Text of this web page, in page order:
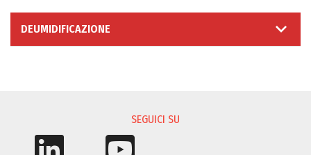
DEUMIDIFICAZIONE
SEGUICI SU